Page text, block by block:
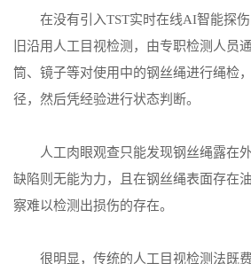
在没有引入TST实时在线AI智能探伤
旧沿用人工目视检测，由专职检测人员
筒、镜子等对使用中的钢丝绳进行绳检
径，然后凭经验进行状态判断。
人工肉眼观查只能发现钢丝绳露在外
缺陷则无能为力，且在钢丝绳表面存在
察难以检测出损伤的存在。
很明显，传统的人工目视检测法既费